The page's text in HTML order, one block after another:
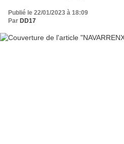
Publié le 22/01/2023 à 18:09
Par DD17